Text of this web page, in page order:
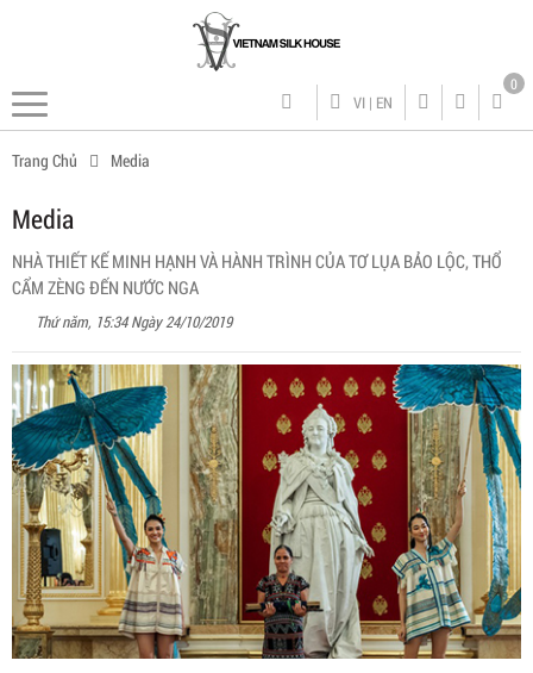
VI | EN
0
Trang Chủ Media
Media
NHÀ THIẾT KẾ MINH HẠNH VÀ HÀNH TRÌNH CỦA TƠ LỤA BẢO LỘC, THỔ
CẨM ZÈNG ĐẾN NƯỚC NGA
Thứ năm, 15:34 Ngày 24/10/2019